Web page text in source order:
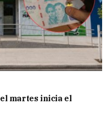
martes inicia el